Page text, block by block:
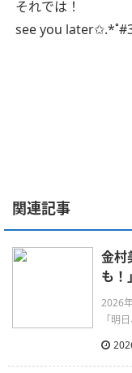
それでは！
see you
関連記事
金村
も！」
2026
「明